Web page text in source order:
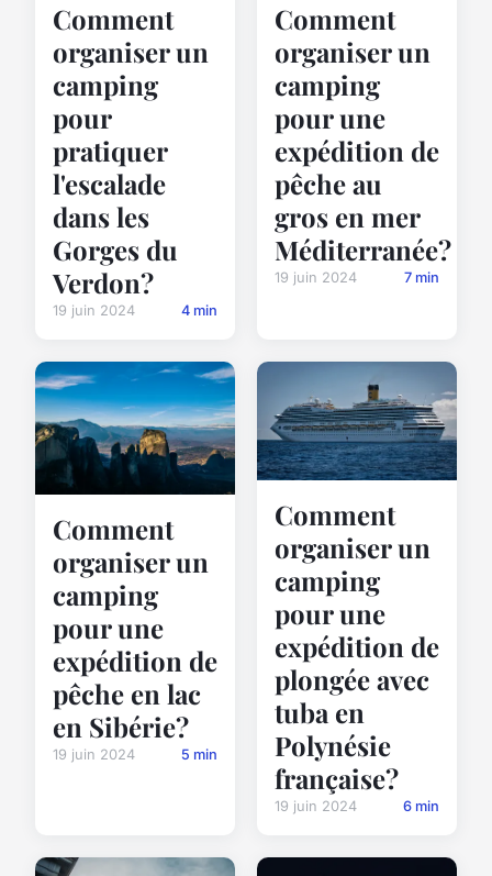
Comment
organiser un
camping
pour
pratiquer
l'escalade
dans les
Gorges du
Verdon?
19 juin 2024 4 min
Comment
organiser un
camping
pour une
expédition de
pêche au
gros en mer
Méditerranée?
19 juin 2024 7 min
Comment
organiser un
camping
pour une
expédition de
pêche en lac
en Sibérie?
19 juin 2024 5 min
Comment
organiser un
camping
pour une
expédition de
plongée avec
tuba en
Polynésie
française?
19 juin 2024 6 min